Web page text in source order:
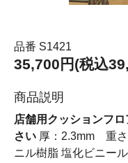
品番 S1421
35,700円(税込
商品説明
店舗用クッションフ
さい 厚：2.3mm 重
ニル樹脂 塩化ビニー